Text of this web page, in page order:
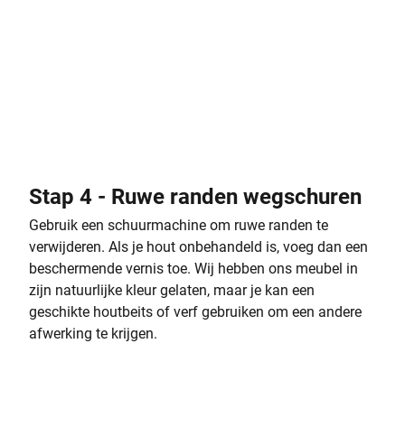
Stap 4 - Ruwe randen wegschuren
Gebruik een schuurmachine om ruwe randen te
verwijderen. Als je hout onbehandeld is, voeg dan een
beschermende vernis toe. Wij hebben ons meubel in
zijn natuurlijke kleur gelaten, maar je kan een
geschikte houtbeits of verf gebruiken om een andere
afwerking te krijgen.